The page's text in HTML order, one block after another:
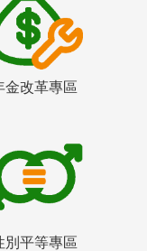
金改革專區
別平等專區